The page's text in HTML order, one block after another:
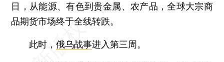
日，从能源、有色到贵金属、农产品，全球大宗商
品期货市场终于全线转跌。
此时，俄乌战事进入第三周。